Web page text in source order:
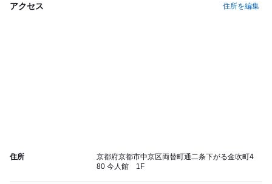
アクセス 住所を編集
住所
京都府京都市中京区両替町通二条下がる金吹町4
80 今人館 1F